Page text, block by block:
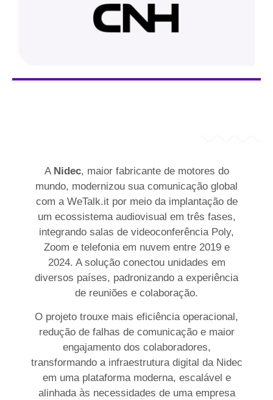
A Nidec, maior fabricante de motores do
mundo, modernizou sua comunicação global
com a WeTalk.it por meio da implantação de
um ecossistema audiovisual em três fases,
integrando salas de videoconferência Poly,
Zoom e telefonia em nuvem entre 2019 e
2024. A solução conectou unidades em
diversos países, padronizando a experiência
de reuniões e colaboração.
O projeto trouxe mais eficiência operacional,
redução de falhas de comunicação e maior
engajamento dos colaboradores,
transformando a infraestrutura digital da Nidec
em uma plataforma moderna, escalável e
alinhada às necessidades de uma empresa